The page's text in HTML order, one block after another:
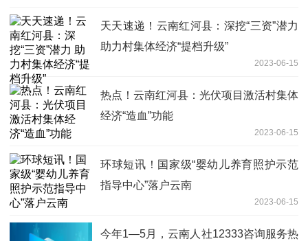
天天速递！云南红河县：深挖“三资”潜力
助力村集体经济“提档升级”
2023-06-15
热点！云南红河县：光伏项目激活村集体
经济“造血”功能
2023-06-15
环球短讯！国家级“婴幼儿养育照护示范
指导中心”落户云南
2023-06-15
今年1—5月，云南人社12333咨询服务热